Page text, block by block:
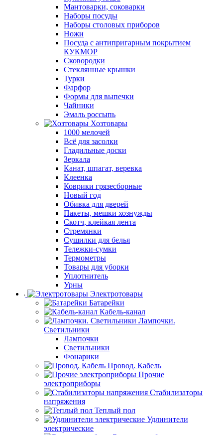
Мантоварки, соковарки
Наборы посуды
Наборы столовых приборов
Ножи
Посуда с антипригарным покрытием
КУКМОР
Сковородки
Стеклянные крышки
Турки
Фарфор
Формы для выпечки
Чайники
Эмаль россыпь
Хозтовары
1000 мелочей
Всё для засолки
Гладильные доски
Зеркала
Канат, шпагат, веревка
Клеенка
Коврики грязесборные
Новый год
Обивка для дверей
Пакеты, мешки хознужды
Скотч, клейкая лента
Стремянки
Сушилки для белья
Тележки-сумки
Термометры
Товары для уборки
Уплотнитель
Урны
Электротовары
Батарейки
Кабель-канал
Лампочки.
Светильники
Лампочки
Светильники
Фонарики
Провод. Кабель
Прочие
электроприборы
Стабилизаторы
напряжения
Теплый пол
Удлинители
электрические